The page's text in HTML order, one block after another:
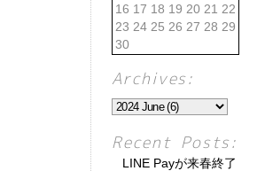
16 17 18 19 20 21 22
23 24 25 26 27 28 29
30
Archives:
Recent Posts:
LINE Payが来春終了